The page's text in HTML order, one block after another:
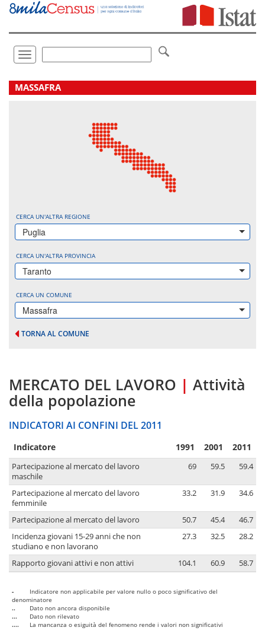
Vai
direttamente
Toggle
navigation
.
MASSAFRA
CERCA UN'ALTRA REGIONE
Puglia
CERCA UN'ALTRA PROVINCIA
Taranto
CERCA UN COMUNE
Massafra
TORNA AL COMUNE
MERCATO DEL LAVORO | Attività
della popolazione
INDICATORI AI CONFINI DEL 2011
Indicatore 1991 2001 2011
Partecipazione al mercato del lavoro
maschile
69 59.5 59.4
Partecipazione al mercato del lavoro
femminile
33.2 31.9 34.6
Partecipazione al mercato del lavoro 50.7 45.4
46.7
Incidenza giovani 15-29 anni che non
studiano e non lavorano
27.3 32.5 28.2
Rapporto giovani attivi e non attivi 104.1 60.9 58.7
-
Indicatore non applicabile per valore nullo o poco significativo del
denominatore
..
Dato non ancora disponibile
...
Dato non rilevato
....
La mancanza o esiguità del fenomeno rende i valori non significativi